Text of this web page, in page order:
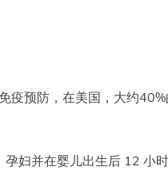
预防，在美国，大约
妇并在婴儿出生后 12 小